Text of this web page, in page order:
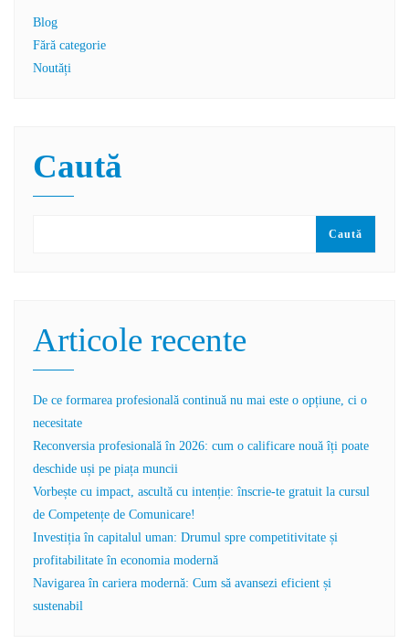
Blog
Fără categorie
Noutăți
Caută
Caută
Articole recente
De ce formarea profesională continuă nu mai este o opțiune, ci o
necesitate
Reconversia profesională în 2026: cum o calificare nouă îți poate
deschide uși pe piața muncii
Vorbește cu impact, ascultă cu intenție: înscrie-te gratuit la cursul
de Competențe de Comunicare!
Investiția în capitalul uman: Drumul spre competitivitate și
profitabilitate în economia modernă
Navigarea în cariera modernă: Cum să avansezi eficient și
sustenabil